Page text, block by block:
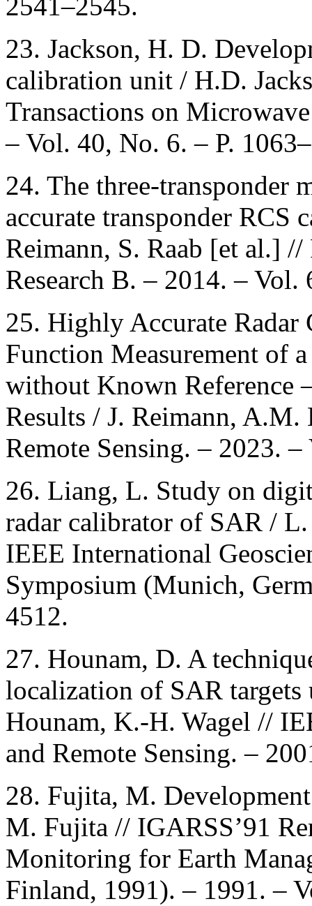
2541–2545.
23. Jackson, H. D.
calibration unit / H.D.
Transactions on
– Vol. 40, No. 6. – P.
24. The three-transponder
accurate transponder RCS
Reimann, S. Raab [et al.]
Research B. – 2014. – Vol.
25. Highly Accurate Radar
Function Measurement of
without Known Reference
Results / J. Reimann,
Remote Sensing. – 2023.
26. Liang, L. Study on
radar calibrator of SAR /
IEEE International
Symposium (Munich,
4512.
27. Hounam, D. A
localization of SAR targets
Hounam, K.-H. Wagel //
and Remote Sensing. –
28. Fujita, M.
M. Fujita // IGARSS’91
Monitoring for Earth
Finland, 1991). – 1991. –